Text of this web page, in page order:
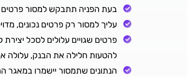
בעת הפניה תתבקש למסור
עליך למסור רק פרטים נכונים,
פרטים שגויים עלולים לסכל
להטעות חלילה את הבנק, עלולה
הנתונים שתמסור יישמרו במאגר